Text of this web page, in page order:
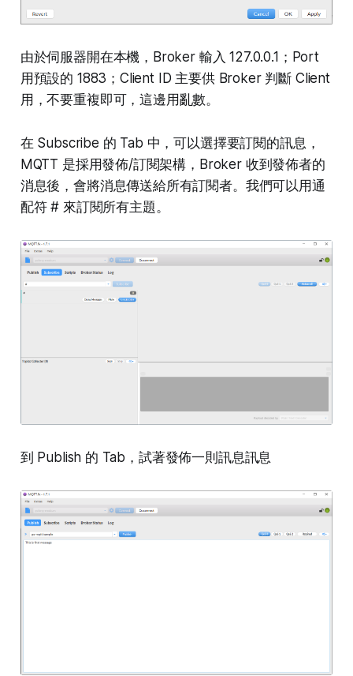
由於伺服器開在本機，Broker 輸入 127.0.0.1；Port
用預設的 1883；Client ID 主要供 Broker 判斷 Client
用，不要重複即可，這邊用亂數。
在 Subscribe 的 Tab 中，可以選擇要訂閱的訊息，
MQTT 是採用發佈/訂閱架構，Broker 收到發佈者的
消息後，會將消息傳送給所有訂閱者。我們可以用通
配符 # 來訂閱所有主題。
到 Publish 的 Tab，試著發佈一則訊息訊息